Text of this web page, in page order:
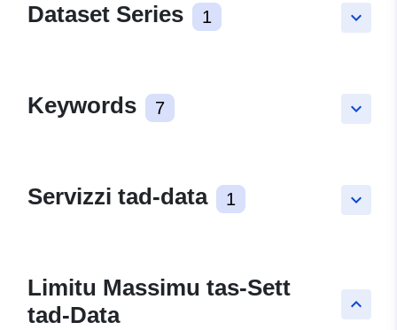
keyboard_arrow_down
Dataset Series 1
keyboard_arrow_down
Keywords 7
keyboard_arrow_down
Servizzi tad-data 1
keyboard_arrow_up
Limitu Massimu tas-Sett
tad-Data